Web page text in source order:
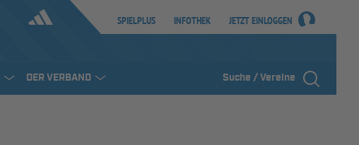
SPIELPLUS INFOTHEK JETZT EINLOGGEN
DER VERBAND Suche / Vereine